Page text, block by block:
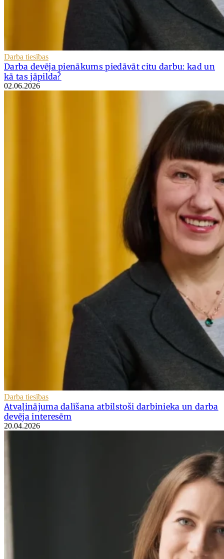
Darba tiesības
Darba devēja pienākums piedāvāt citu darbu: kad un
kā tas jāpilda?
02.06.2026
Darba tiesības
Atvaļinājuma dalīšana atbilstoši darbinieka un darba
devēja interesēm
20.04.2026